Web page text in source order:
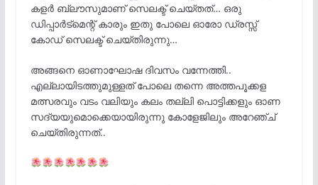
കളർ ബ്ലൗസുമാണ് സെലക്ട്‌ ചെയ്തത്… ഒരു
ഡിപ്പാർട്മെന്റ് കാരും ഇതു പോലെ ഓരോ ഡ്രസ്സ്‌
കോഡ് സെലക്ട്‌ ചെയ്തിരുന്നു…
അങ്ങനെ ഓണാഘോഷ ദിവസം വന്നേത്തി..
എല്ലായിടത്തുമുള്ളത് പോലെ തന്നെ അത്തപൂക്കള
മത്സരവും വടം വലിയും കലം തല്ലി പൊട്ടിക്കളും ഓണ
സദ്യയുമൊക്കെയായിരുന്നു കോളേജിലും അറേഞ്ച്
ചെയ്തിരുന്നത്..